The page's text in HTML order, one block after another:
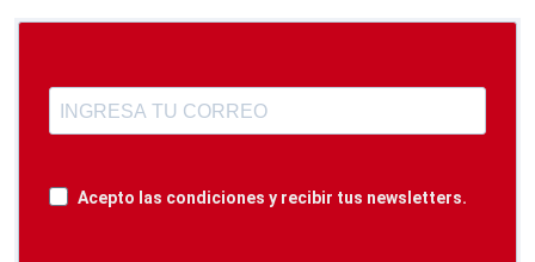
Acepto las condiciones y recibir tus newsletters.